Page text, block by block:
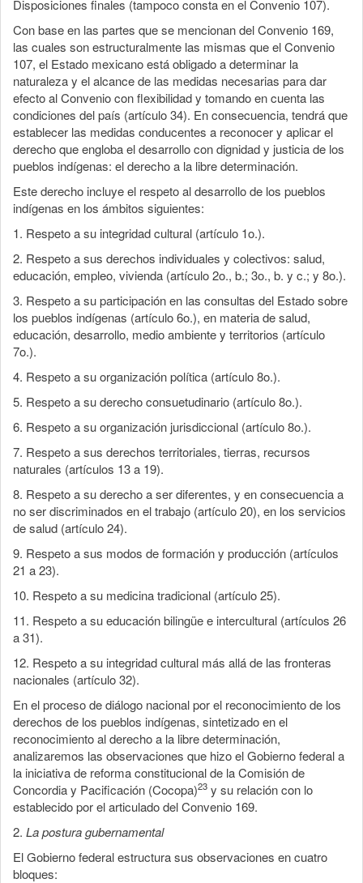
Disposiciones finales (tampoco consta en el Convenio 107).
Con base en las partes que se mencionan del Convenio 169,
las cuales son estructuralmente las mismas que el Convenio
107, el Estado mexicano está obligado a determinar la
naturaleza y el alcance de las medidas necesarias para dar
efecto al Convenio con flexibilidad y tomando en cuenta las
condiciones del país (artículo 34). En consecuencia, tendrá que
establecer las medidas conducentes a reconocer y aplicar el
derecho que engloba el desarrollo con dignidad y justicia de los
pueblos indígenas: el derecho a la libre determinación.
Este derecho incluye el respeto al desarrollo de los pueblos
indígenas en los ámbitos siguientes:
1. Respeto a su integridad cultural (artículo 1o.).
2. Respeto a sus derechos individuales y colectivos: salud,
educación, empleo, vivienda (artículo 2o., b.; 3o., b. y c.; y 8o.).
3. Respeto a su participación en las consultas del Estado sobre
los pueblos indígenas (artículo 6o.), en materia de salud,
educación, desarrollo, medio ambiente y territorios (artículo
7o.).
4. Respeto a su organización política (artículo 8o.).
5. Respeto a su derecho consuetudinario (artículo 8o.).
6. Respeto a su organización jurisdiccional (artículo 8o.).
7. Respeto a sus derechos territoriales, tierras, recursos
naturales (artículos 13 a 19).
8. Respeto a su derecho a ser diferentes, y en consecuencia a
no ser discriminados en el trabajo (artículo 20), en los servicios
de salud (artículo 24).
9. Respeto a sus modos de formación y producción (artículos
21 a 23).
10. Respeto a su medicina tradicional (artículo 25).
11. Respeto a su educación bilingüe e intercultural (artículos 26
a 31).
12. Respeto a su integridad cultural más allá de las fronteras
nacionales (artículo 32).
En el proceso de diálogo nacional por el reconocimiento de los
derechos de los pueblos indígenas, sintetizado en el
reconocimiento al derecho a la libre determinación,
analizaremos las observaciones que hizo el Gobierno federal a
la iniciativa de reforma constitucional de la Comisión de
Concordia y Pacificación (Cocopa)23 y su relación con lo
establecido por el articulado del Convenio 169.
2. La postura gubernamental
El Gobierno federal estructura sus observaciones en cuatro
bloques: